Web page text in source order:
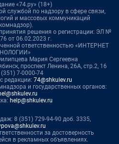
«74.ру» (18+)
службой по надзору в сфере связи,
и массовых коммуникаций
решения о регистрации: ЭЛ №
от 06.02.2023 г.
ответственностью «ИНТЕРНЕТ
Мария Сергеевна
проспект Ленина, 26А, стр.2, 16
7-0000-74
редакции: 74@shkulev.ru
и государственных органов:
help@shkulev.ru
8 (351) 729-94-90 доб. 3335,
за достоверность
в рекламных объявлениях.